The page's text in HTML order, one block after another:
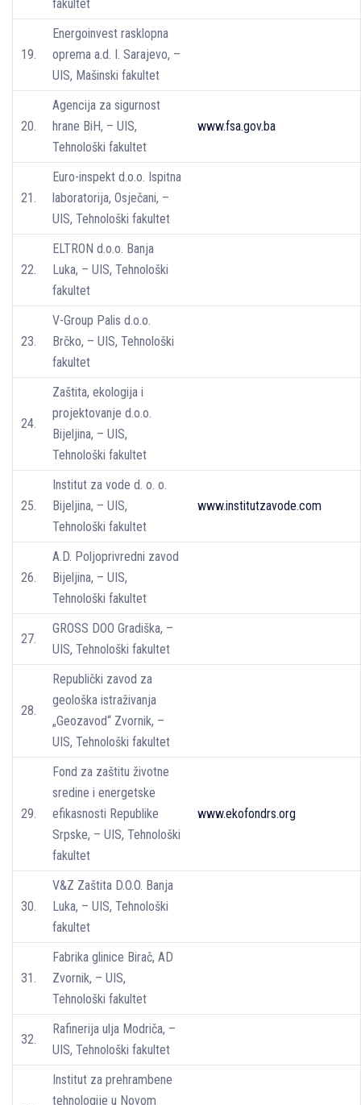
fakultet
19.
Energoinvest rasklopna
oprema a.d. I. Sarajevo, –
UIS, Mašinski fakultet
20.
Agencija za sigurnost
hrane BiH, – UIS,
Tehnološki fakultet
www.fsa.gov.ba
21.
Euro-inspekt d.o.o. Ispitna
laboratorija, Osječani, –
UIS, Tehnološki fakultet
22.
ELTRON d.o.o. Banja
Luka, – UIS, Tehnološki
fakultet
23.
V-Group Palis d.o.o.
Brčko, – UIS, Tehnološki
fakultet
24.
Zaštita, ekologija i
projektovanje d.o.o.
Bijeljina, – UIS,
Tehnološki fakultet
25.
Institut za vode d. o. o.
Bijeljina, – UIS,
Tehnološki fakultet
www.institutzavode.com
26.
A.D. Poljoprivredni zavod
Bijeljina, – UIS,
Tehnološki fakultet
27.
GROSS DOO Gradiška, –
UIS, Tehnološki fakultet
28.
Republički zavod za
geološka istraživanja
„Geozavod“ Zvornik, –
UIS, Tehnološki fakultet
29.
Fond za zaštitu životne
sredine i energetske
efikasnosti Republike
Srpske, – UIS, Tehnološki
fakultet
www.ekofondrs.org
30.
V&Z Zaštita D.O.O. Banja
Luka, – UIS, Tehnološki
fakultet
31.
Fabrika glinice Birač, AD
Zvornik, – UIS,
Tehnološki fakultet
32.
Rafinerija ulja Modriča, –
UIS, Tehnološki fakultet
Institut za prehrambene
tehnologije u Novom